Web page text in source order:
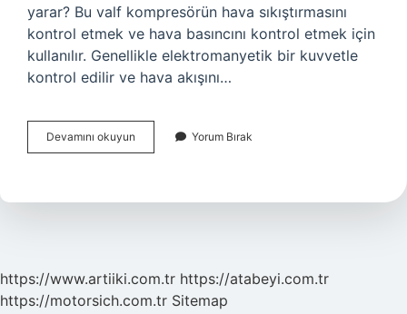
yarar? Bu valf kompresörün hava sıkıştırmasını
kontrol etmek ve hava basıncını kontrol etmek için
kullanılır. Genellikle elektromanyetik bir kuvvetle
kontrol edilir ve hava akışını…
Devamını okuyun
Valfi
Yarar
Yorum Bırak
https://www.artiiki.com.tr https://atabeyi.com.tr
https://motorsich.com.tr Sitemap